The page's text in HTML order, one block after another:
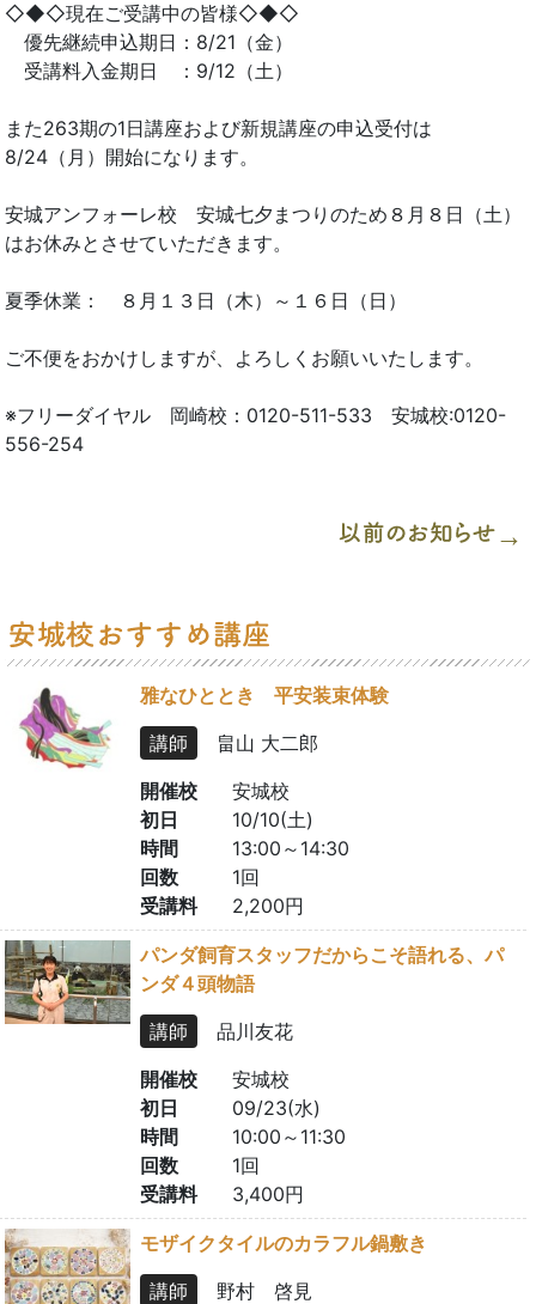
◇◆◇現在ご受講中の皆様◇◆◇
優先継続申込期日：8/21（金）
受講料入金期日 ：9/12（土）
また263期の1日講座および新規講座の申込受付は
8/24（月）開始になります。
安城アンフォーレ校 安城七夕まつりのため８月８日（土）
はお休みとさせていただきます。
夏季休業： ８月１３日（木）～１６日（日）
ご不便をおかけしますが、よろしくお願いいたします。
※フリーダイヤル 岡崎校：0120-511-533 安城校:0120-
556-254
雅なひととき 平安装束体験
講師
畠山 大二郎
開催校
安城校
初日
10/10(土)
時間
13:00～14:30
回数
1回
受講料
2,200円
パンダ飼育スタッフだからこそ語れる、パ
ンダ４頭物語
講師
品川友花
開催校
安城校
初日
09/23(水)
時間
10:00～11:30
回数
1回
受講料
3,400円
モザイクタイルのカラフル鍋敷き
講師
野村 啓見